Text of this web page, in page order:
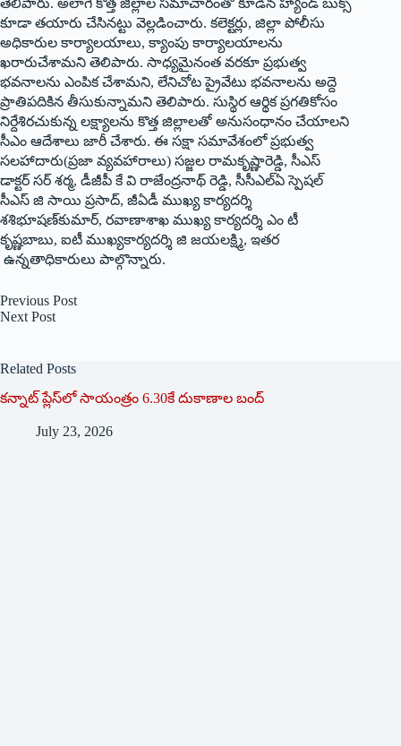
తెలిపారు. అలాగే కొత్త జిల్లాల సమాచారంతో కూడిన హ్యాండ్‌ ‌బుక్స్
‌కూడా తయారు చేసినట్టు వెల్లడించారు. కలెక్టర్లు, జిల్లా పోలీసు
అధికారుల కార్యాలయాలు, క్యాంపు కార్యాలయాలను
ఖరారుచేశామని తెలిపారు. సాధ్యమైనంత వరకూ ప్రభుత్వ
భవనాలను ఎంపిక చేశామని, లేనిచోట ప్రైవేటు భవనాలను అద్దె
ప్రాతిపదికిన తీసుకున్నామని తెలిపారు. సుస్థిర ఆర్థిక ప్రగతికోసం
నిర్దేశిరచుకున్న లక్ష్యాలను కొత్త జిల్లాలతో అనుసంధానం చేయాలని
సీఎం ఆదేశాలు జారీ చేశారు. ఈ సక్షా సమావేశంలో ప్రభుత్వ
సలహాదారు(ప్రజా వ్యవహారాలు) సజ్జల రామకృష్ణారెడ్డి, సీఎస్‌
‌డాక్టర్‌ ‌సర్‌ ‌శర్మ, డీజీపీ కే వి రాజేంద్రనాథ్‌ ‌రెడ్డి, సీసీఎల్‌ఏ ‌స్పెషల్‌
‌సీఎస్‌ ‌జి సాయి ప్రసాద్‌, ‌జీఏడీ ముఖ్య కార్యదర్శి
శశిభూషణ్‌కుమార్‌, ‌రవాణాశాఖ ముఖ్య కార్యదర్శి ఎం టీ
కృష్ణబాబు, ఐటీ ముఖ్యకార్యదర్శి జి జయలక్ష్మి, ఇతర
ఉన్నతాధికారులు పాల్గొన్నారు.
Previous Post
Next Post
Related Posts
క‌న్నాట్ ప్లేస్‌లో సాయంత్రం 6.30కే దుకాణాల బంద్‌
July 23, 2026